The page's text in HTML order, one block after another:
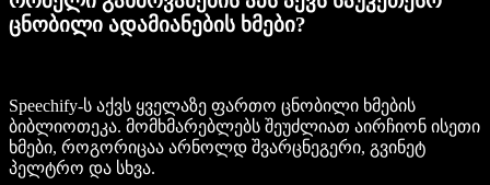
ცნობილი ადამიანების ხმები?
Speechify-ს აქვს ყველაზე ფართო ცნობილი ხმების
ბიბლიოთეკა. მომხმარებლებს შეუძლიათ აირჩიონ ისეთი
ხმები, როგორიცაა არნოლდ შვარცნეგერი, გვინეტ
პელტრო და სხვა.